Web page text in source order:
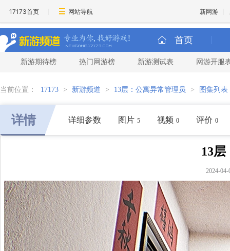
17173首页 网站导航 新网游
首页
新游期待榜 热门网游榜 新游测试表 网游开服
当前位置： 17173 > 新游频道 > 13层：公寓异常管理员 > 图集列表
详情 详细参数 图片 5 视频 0 评价 0
13
2024-